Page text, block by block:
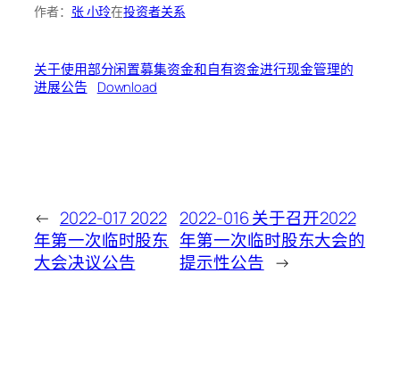
作者： 张 小玲在投资者关系
关于使用部分闲置募集资金和自有资金进行现金管理的
进展公告
Download
← 2022-017 2022
年第一次临时股东
大会决议公告
2022-016 关于召开2022
年第一次临时股东大会的
提示性公告 →